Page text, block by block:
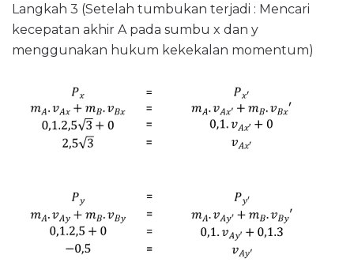
Langkah 3 (Setelah tumbukan terjadi : Mencari
kecepatan akhir A pada sumbu x dan y
menggunakan hukum kekekalan momentum)